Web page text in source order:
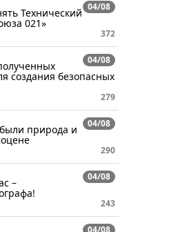
04/08
Технический
021»
372
04/08
создания безопасных
279
04/08
природа и
290
04/08
–
243
04/08